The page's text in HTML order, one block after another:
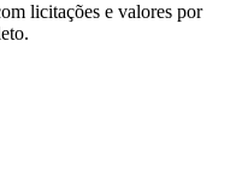
licitações e valores por